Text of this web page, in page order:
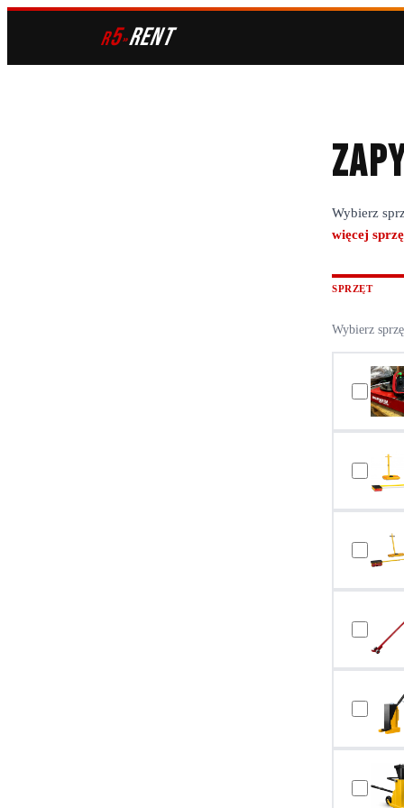
r5»RENT
Wybierz
więcej
SPRZĘT
Wybierz